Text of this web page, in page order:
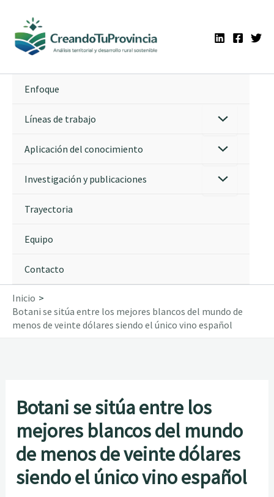
contenido
Enfoque
Líneas de trabajo
Aplicación del conocimiento
Investigación y publicaciones
Trayectoria
Equipo
Contacto
Inicio
Botani se sitúa entre los mejores blancos del mundo de
menos de veinte dólares siendo el único vino español
Botani se sitúa entre los
mejores blancos del mundo
de menos de veinte dólares
siendo el único vino español